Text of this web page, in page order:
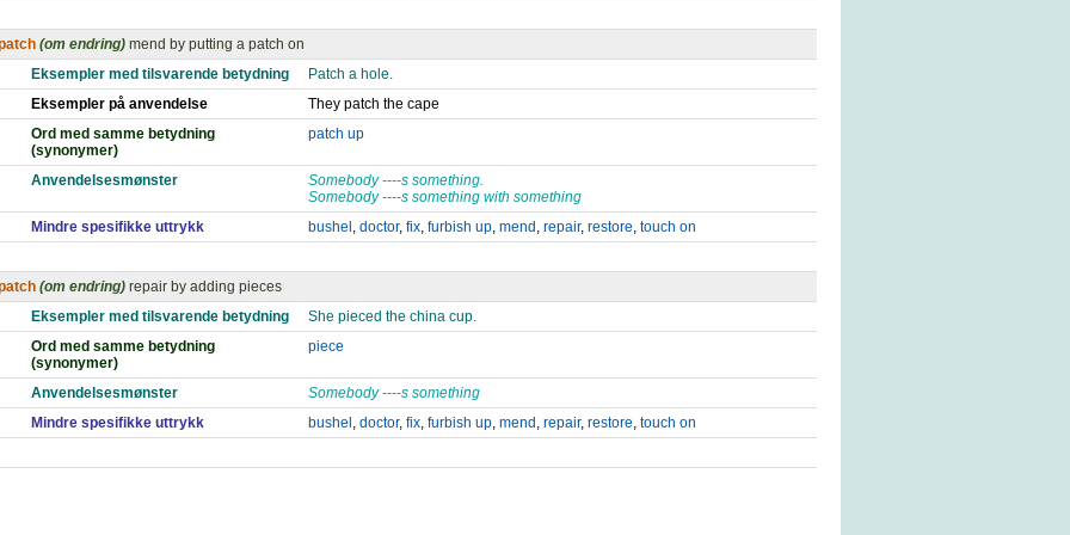
(om endring) mend by putting a patch on
Eksempler med tilsvarende betydning
Patch a hole.
Eksempler på anvendelse
They patch the cape
Ord med samme betydning
(synonymer)
patch up
Anvendelsesmønster
Somebody ----s something.
Somebody ----s something with something
Mindre spesifikke uttrykk
bushel , doctor, fix, furbish up, mend , repair, restore, touch on
(om endring) repair by adding pieces
Eksempler med tilsvarende betydning
She pieced the china cup.
Ord med samme betydning
(synonymer)
piece
Anvendelsesmønster
Somebody ----s something
Mindre spesifikke uttrykk
bushel , doctor, fix, furbish up, mend , repair, restore, touch on